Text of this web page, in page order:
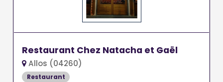
Restaurant Chez Natacha et Gaël
Allos (04260)
Restaurant